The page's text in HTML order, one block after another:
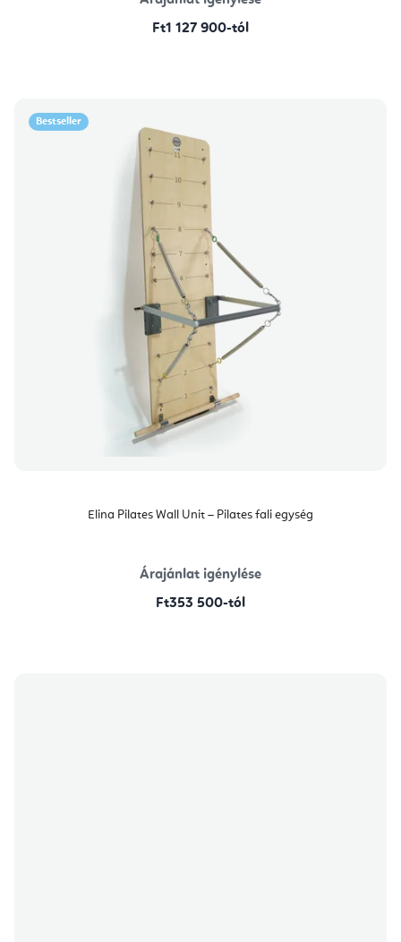
Ft1 127 900-tól
Bestseller
Elina Pilates Wall Unit – Pilates fali egység
Árajánlat igénylése
Ft353 500-tól